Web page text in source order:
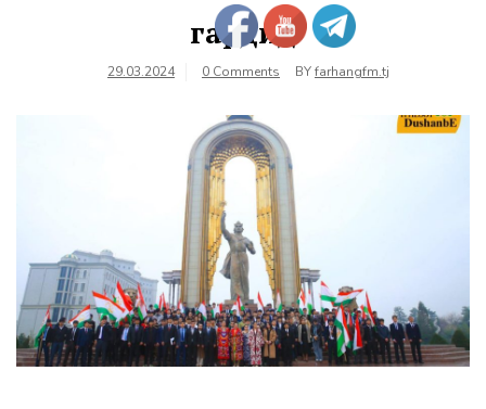
гардид
29.03.2024 0 Comments BYfarhangfm.tj